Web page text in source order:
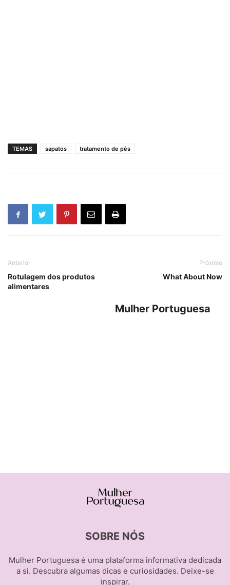
TEMAS sapatos tratamento de pés
Anterior
Rotulagem dos produtos
alimentares
Próximo
What About Now
Mulher Portuguesa
SOBRE NÓS
Mulher Portuguesa é uma plataforma informativa dedicada
a si. Descubra algumas dicas e curiosidades. Deixe-se
inspirar.